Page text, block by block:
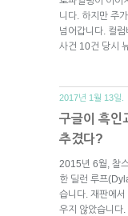
니다. 하지만 주
넘어갑니다. 컬
사건 10건 당시
2017년 1월 13일.
구글이 흑인
추겼다?
2015년 6월, 찰
한 딜런 루프
습니다. 재판에서
우지 않았습니다